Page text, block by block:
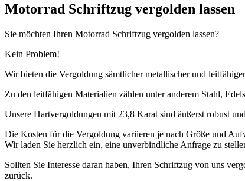
Motorrad Schriftzug vergolden lassen
Sie möchten Ihren Motorrad Schriftzug vergolden lassen?
Kein Problem!
Wir bieten die Vergoldung sämtlicher metallischer und
Zu den leitfähigen Materialien zählen unter anderem Stahl,
Unsere Hartvergoldungen mit 23,8 Karat sind äußerst robust
Die Kosten für die Vergoldung variieren je nach Größe und
Wir laden Sie herzlich ein, eine unverbindliche Anfrage zu
Sollten Sie Interesse daran haben, Ihren Schriftzug von uns
zurück.